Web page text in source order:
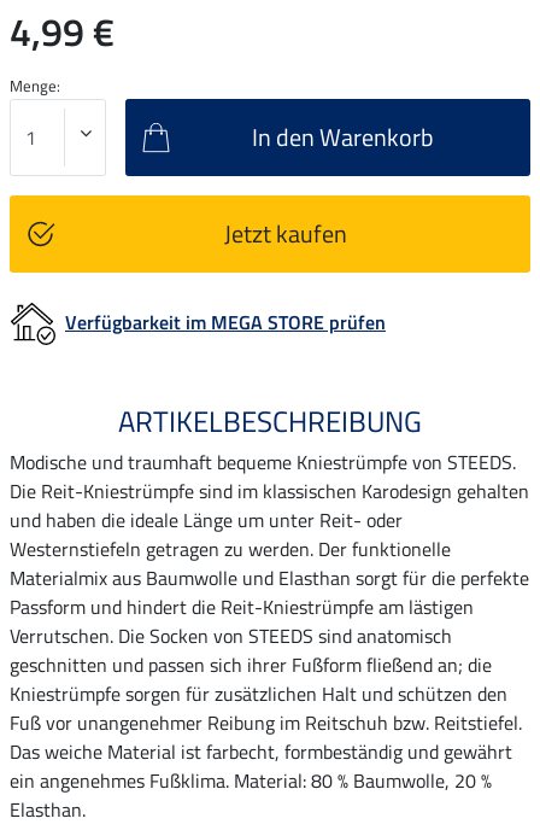
4,99 €
Menge:
In den Warenkorb
Jetzt kaufen
Verfügbarkeit im MEGA STORE prüfen
ARTIKELBESCHREIBUNG
Modische und traumhaft bequeme Kniestrümpfe von STEEDS.
Die Reit-Kniestrümpfe sind im klassischen Karodesign gehalten
und haben die ideale Länge um unter Reit- oder
Westernstiefeln getragen zu werden. Der funktionelle
Materialmix aus Baumwolle und Elasthan sorgt für die perfekte
Passform und hindert die Reit-Kniestrümpfe am lästigen
Verrutschen. Die Socken von STEEDS sind anatomisch
geschnitten und passen sich ihrer Fußform fließend an; die
Kniestrümpfe sorgen für zusätzlichen Halt und schützen den
Fuß vor unangenehmer Reibung im Reitschuh bzw. Reitstiefel.
Das weiche Material ist farbecht, formbeständig und gewährt
ein angenehmes Fußklima. Material: 80 % Baumwolle, 20 %
Elasthan.